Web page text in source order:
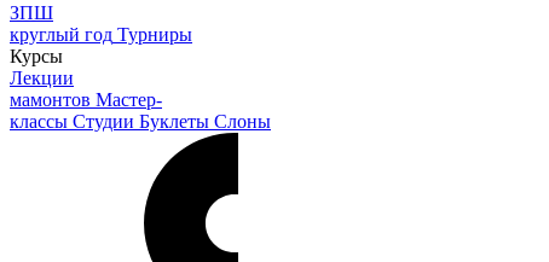
ЗПШ
круглый год Турниры
Курсы
Лекции
мамонтов Мастер-
классы Студии Буклеты Слоны